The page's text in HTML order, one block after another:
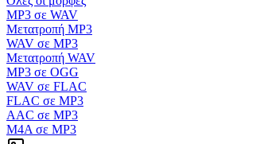
MP3 σε WAV
Μετατροπή MP3
WAV σε MP3
Μετατροπή WAV
MP3 σε OGG
WAV σε FLAC
FLAC σε MP3
AAC σε MP3
M4A σε MP3